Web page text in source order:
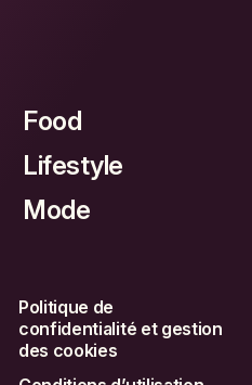
Food
Lifestyle
Mode
Politique de
confidentialité et gestion
des cookies